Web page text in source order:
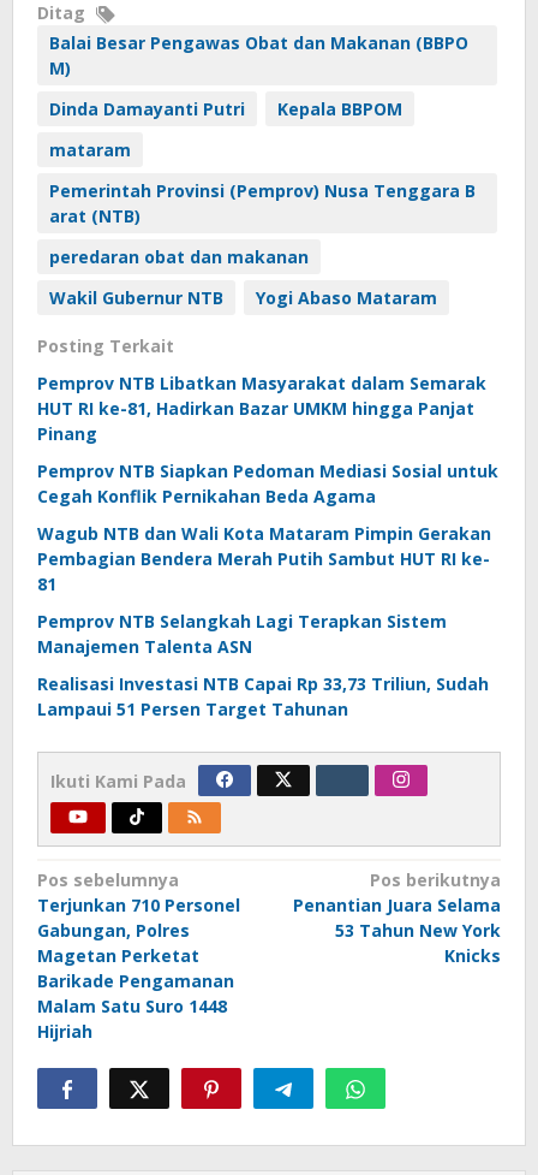
Ditag
Balai Besar Pengawas Obat dan Makanan (BBPO
M)
Dinda Damayanti Putri
Kepala BBPOM
mataram
Pemerintah Provinsi (Pemprov) Nusa Tenggara B
arat (NTB)
peredaran obat dan makanan
Wakil Gubernur NTB
Yogi Abaso Mataram
Posting Terkait
Pemprov NTB Libatkan Masyarakat dalam Semarak
HUT RI ke-81, Hadirkan Bazar UMKM hingga Panjat
Pinang
Pemprov NTB Siapkan Pedoman Mediasi Sosial untuk
Cegah Konflik Pernikahan Beda Agama
Wagub NTB dan Wali Kota Mataram Pimpin Gerakan
Pembagian Bendera Merah Putih Sambut HUT RI ke-
81
Pemprov NTB Selangkah Lagi Terapkan Sistem
Manajemen Talenta ASN
Realisasi Investasi NTB Capai Rp 33,73 Triliun, Sudah
Lampaui 51 Persen Target Tahunan
Ikuti Kami Pada
Navigasi
pos
Pos sebelumnya
Terjunkan 710 Personel
Gabungan, Polres
Magetan Perketat
Barikade Pengamanan
Malam Satu Suro 1448
Hijriah
Pos berikutnya
Penantian Juara Selama
53 Tahun New York
Knicks